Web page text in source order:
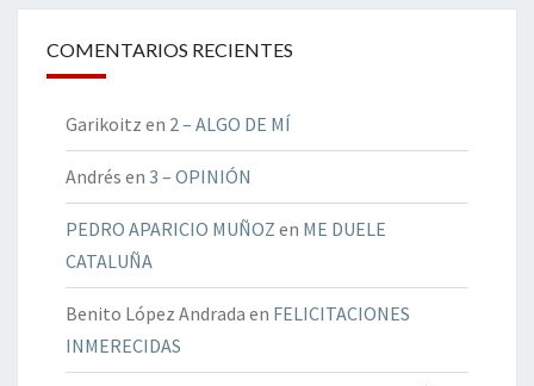
COMENTARIOS RECIENTES
Garikoitz en 2 – ALGO DE MÍ
Andrés en 3 – OPINIÓN
PEDRO APARICIO MUÑOZ en ME DUELE
CATALUÑA
Benito López Andrada en FELICITACIONES
INMERECIDAS